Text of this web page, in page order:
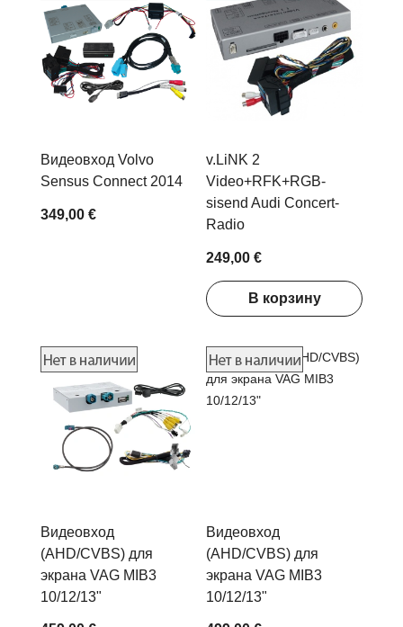
Видеовход Volvo
Sensus Connect 2014
349,00 €
v.LiNK 2
Video+RFK+RGB-
sisend Audi Concert-
Radio
249,00 €
В корзину
Видеовход
(AHD/CVBS) для
экрана VAG MIB3
10/12/13"
Видеовход
(AHD/CVBS) для
экрана VAG MIB3
10/12/13"